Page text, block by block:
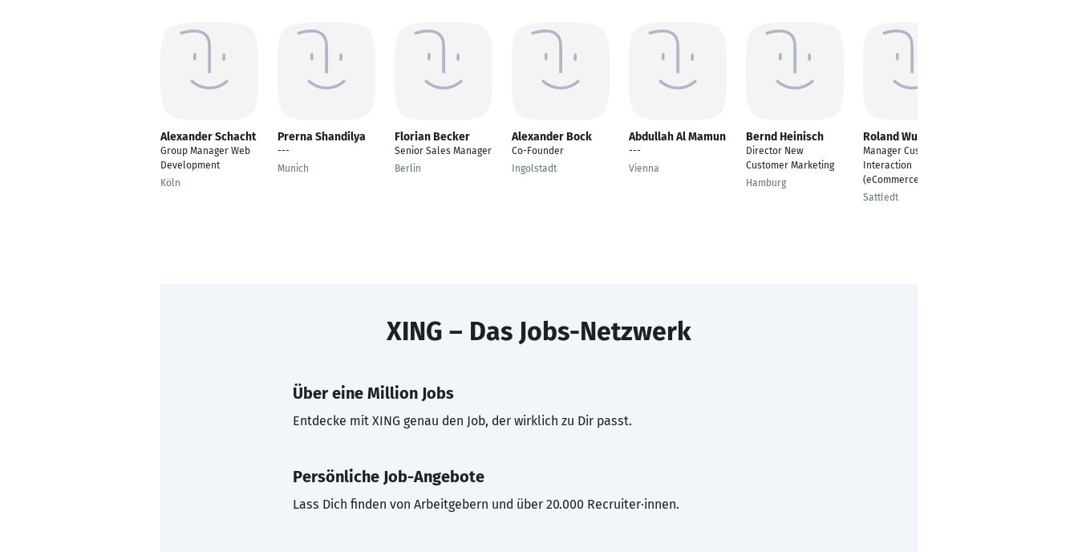
Alexander Schacht
Group Manager Web
Development
Köln
Prerna Shandilya
---
Munich
Florian Becker
Senior Sales Manager
Berlin
Alexander Bock
Co-Founder
Ingolstadt
Abdullah Al Mamun
---
Vienna
Bernd Heinisch
Director New
Customer Marketing
Hamburg
Roland Wurzinger
Manager Customer
Interaction
(eCommerce)
Sattledt
XING – Das Jobs-Netzwerk
Über eine Million Jobs
Entdecke mit XING genau den Job, der wirklich zu Dir passt.
Persönliche Job-Angebote
Lass Dich finden von Arbeitgebern und über 20.000 Recruiter·innen.